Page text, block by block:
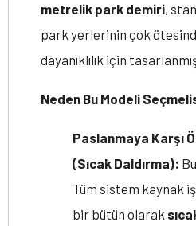
metrelik park demiri,
park yerlerinin çok
dayanıklılık için
Neden Bu Modeli
Paslanmaya Karşı
(Sıcak Daldırma):
Tüm sistem kaynak
bir bütün olarak